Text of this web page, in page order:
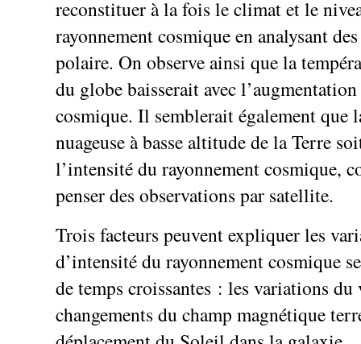
reconstituer à la fois le climat et le
rayonnement cosmique en analysant
polaire. On observe ainsi que la
du globe baisserait avec
cosmique. Il semblerait également que
nuageuse à basse altitude de la Terre
l’intensité du rayonnement cosmique,
penser des observations par satellite.
Trois facteurs peuvent expliquer les
d’intensité du rayonnement cosmique
de temps croissantes : les variations
changements du champ magnétique